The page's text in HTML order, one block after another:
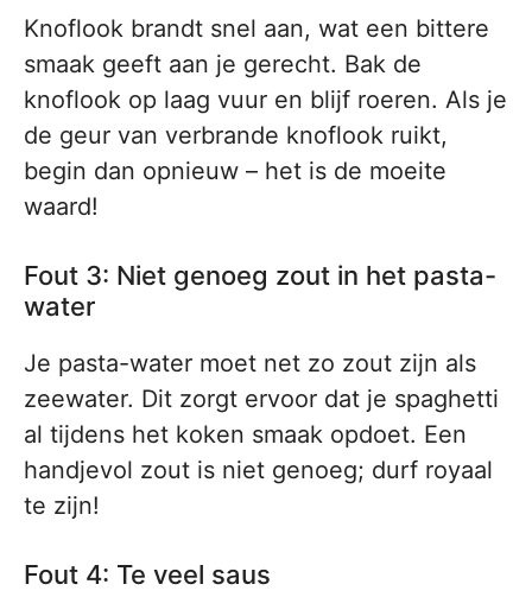
Knoflook brandt snel aan, wat een bittere
smaak geeft aan je gerecht. Bak de
knoflook op laag vuur en blijf roeren. Als je
de geur van verbrande knoflook ruikt,
begin dan opnieuw – het is de moeite
waard!
Fout 3: Niet genoeg zout in het pasta-
water
Je pasta-water moet net zo zout zijn als
zeewater. Dit zorgt ervoor dat je spaghetti
al tijdens het koken smaak opdoet. Een
handjevol zout is niet genoeg; durf royaal
te zijn!
Fout 4: Te veel saus